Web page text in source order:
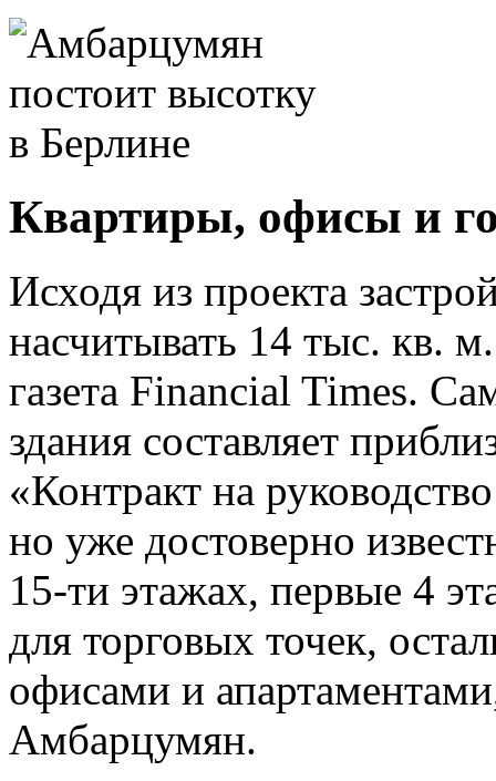
Квартиры, офисы и
Исходя из проекта
насчитывать 14 тыс. кв.
газета Financial Times.
здания составляет
«Контракт на
но уже достоверно
15-ти этажах, первые 4
для торговых точек,
офисами и
Амбарцумян.